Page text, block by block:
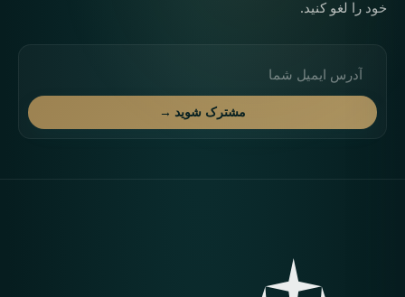
خود را لغو کنید.
مشترک شوید →